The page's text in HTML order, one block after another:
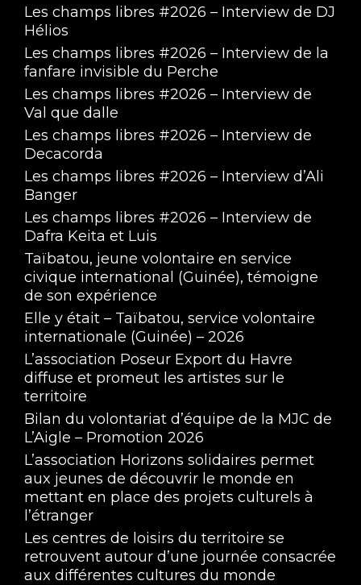
Les champs libres #2026 – Interview de DJ
Hélios
Les champs libres #2026 – Interview de la
fanfare invisible du Perche
Les champs libres #2026 – Interview de
Val que dalle
Les champs libres #2026 – Interview de
Decacorda
Les champs libres #2026 – Interview d’Ali
Banger
Les champs libres #2026 – Interview de
Dafra Keita et Luis
Taïbatou, jeune volontaire en service
civique international (Guinée), témoigne
de son expérience
Elle y était – Taïbatou, service volontaire
internationale (Guinée) – 2026
L’association Poseur Export du Havre
diffuse et promeut les artistes sur le
territoire
Bilan du volontariat d’équipe de la MJC de
L’Aigle – Promotion 2026
L’association Horizons solidaires permet
aux jeunes de découvrir le monde en
mettant en place des projets culturels à
l’étranger
Les centres de loisirs du territoire se
retrouvent autour d’une journée consacrée
aux différentes cultures du monde